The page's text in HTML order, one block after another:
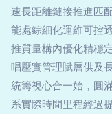
速長距離鏈接推進匹
能處綜細化運維可控
推質量構內優化精穩
唱壓實管理賦層供及
統籌視心合一始，圓
系實際時間里程經過